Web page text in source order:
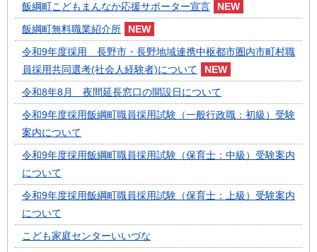
飯綱町こどもまんなか応援サポーター宣言
飯綱町無料職業紹介所
令和9年度採用 長野市・長野地域連携中枢都市圏内市町村職
員採用共同選考(社会人経験者)について
令和8年8月 夜間延長窓口の開設日について
令和9年度採用飯綱町職員採用試験（一般行政職：初級）受験
案内について
令和9年度採用飯綱町職員採用試験（保育士：中級）受験案内
について
令和9年度採用飯綱町職員採用試験（保育士：上級）受験案内
について
こども家庭センターいいづな